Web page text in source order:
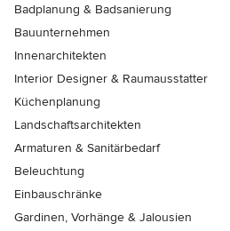
Badplanung & Badsanierung
Bauunternehmen
Innenarchitekten
Interior Designer & Raumausstatter
Küchenplanung
Landschaftsarchitekten
Armaturen & Sanitärbedarf
Beleuchtung
Einbauschränke
Gardinen, Vorhänge & Jalousien